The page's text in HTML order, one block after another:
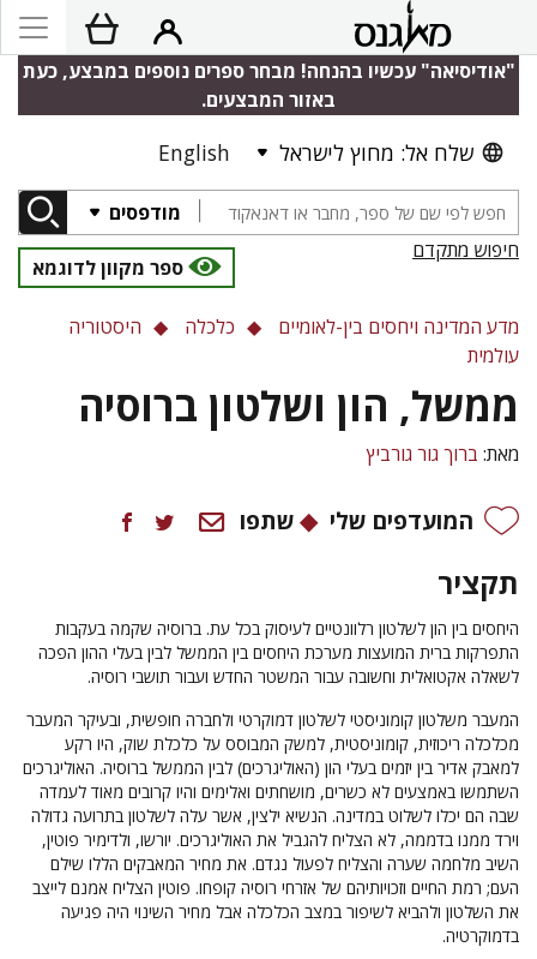
"אודיסיאה" עכשיו בהנחה! מבחר ספרים נוספים במבצע, כעת
באזור המבצעים.
שלח אל: מחוץ לישראל English
מודפסים
חיפוש מתקדם
ספר מקוון לדוגמא
מדע המדינה ויחסים בין-לאומיים כלכלה
היסטוריה
עולמית
ממשל, הון ושלטון ברוסיה
מאת: ברוך גור גורביץ
המועדפים שלי שתפו
תקציר
היחסים בין הון לשלטון רלוונטיים לעיסוק בכל עת. ברוסיה שקמה בעקבות
התפרקות ברית המועצות מערכת היחסים בין הממשל לבין בעלי ההון הפכה
לשאלה אקטואלית וחשובה עבור המשטר החדש ועבור תושבי רוסיה.
המעבר משלטון קומוניסטי לשלטון דמוקרטי ולחברה חופשית, ובעיקר המעבר
מכלכלה ריכוזית, קומוניסטית, למשק המבוסס על כלכלת שוק, היו רקע
למאבק אדיר בין יזמים בעלי הון (האוליגרכים) לבין הממשל ברוסיה. האוליגרכים
השתמשו באמצעים לא כשרים, מושחתים ואלימים והיו קרובים מאוד לעמדה
שבה הם יכלו לשלוט במדינה. הנשיא ילצין, אשר עלה לשלטון בתרועה גדולה
וירד ממנו בדממה, לא הצליח להגביל את האוליגרכים. יורשו, ולדימיר פוטין,
השיב מלחמה שערה והצליח לפעול נגדם. את מחיר המאבקים הללו שילם
העם; רמת החיים וזכויותיהם של אזרחי רוסיה קופחו. פוטין הצליח אמנם לייצב
את השלטון ולהביא לשיפור במצב הכלכלה אבל מחיר השינוי היה פגיעה
בדמוקרטיה.